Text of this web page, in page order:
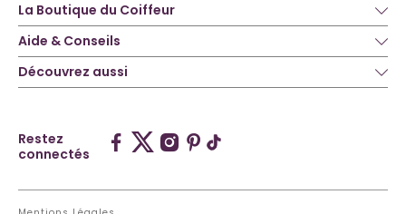
La Boutique du Coiffeur
Aide & Conseils
Découvrez aussi
Restez
connectés